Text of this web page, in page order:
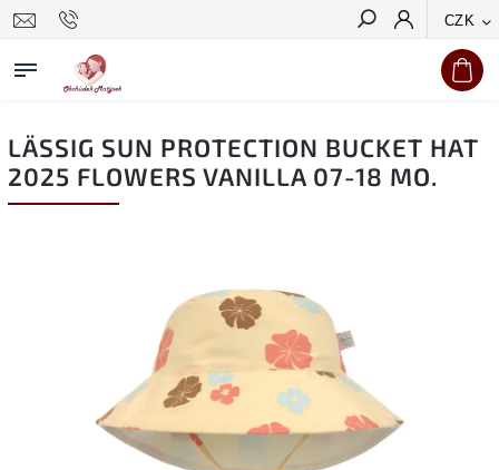
CZK
Hledat
LÄSSIG SUN PROTECTION BUCKET HAT
2025 FLOWERS VANILLA 07-18 MO.